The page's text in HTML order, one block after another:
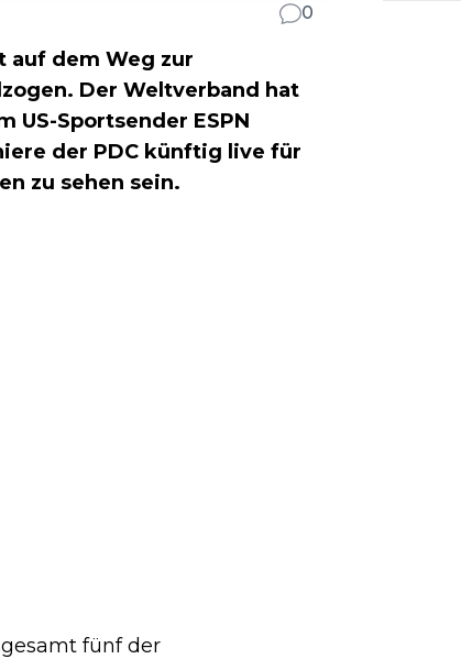
0
auf dem Weg zur
Der Weltverband hat
US-Sportsender ESPN
der PDC künftig live für
zu sehen sein.
fünf der